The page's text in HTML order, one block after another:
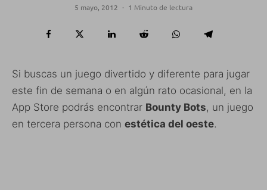
5 mayo, 2012 · 1 Minuto de lectura
Si buscas un juego divertido y diferente para jugar
este fin de semana o en algún rato ocasional, en la
App Store podrás encontrar Bounty Bots, un juego
en tercera persona con estética del oeste.